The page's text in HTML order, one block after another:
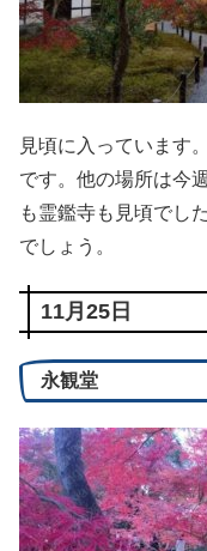
見頃に入っています
です。他の場所は今
も霊鑑寺も見頃でし
でしょう。
11月25日
永観堂